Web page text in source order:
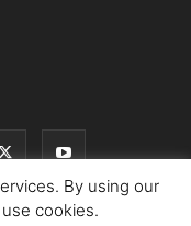
By using our
cookies.